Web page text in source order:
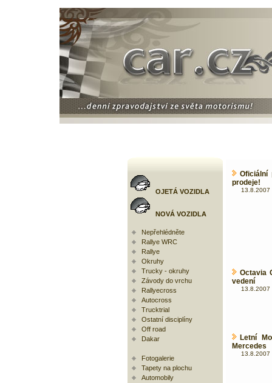
OJETÁ VOZIDLA
NOVÁ VOZIDLA
Nepřehlédněte
Rallye WRC
Rallye
Okruhy
Trucky - okruhy
Závody do vrchu
Rallyecross
Autocross
Trucktrial
Ostatní disciplíny
Off road
Dakar
Fotogalerie
Tapety na plochu
Automobily
Oficiální
prodeje!
13.8.2007
Octavia
vedení
13.8.2007
Letní
Mercedes
13.8.2007